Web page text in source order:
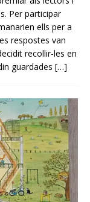
Per participar
ells per a
respostes van
recollir-les en
guardades […]